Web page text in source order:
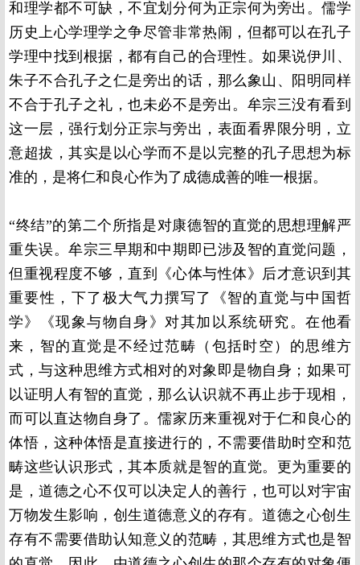
和理学都不可缺，不宜划分何为正宗何为旁出。儒学
历史上心学理学之争尽管非常热闹，但都可以在孔子
学理中找到根据，都有自己的合理性。如果说伊川、
朱子不合孔子之仁是旁出的话，那么象山、阳明同样
不合于孔子之礼，也未必不是旁出。牟宗三没有看到
这一层，强行划分正宗与旁出，表面看界限分明，立
意超拔，其实是以心学而不是以完整的孔子思想为标
准的，是将仁和良心作为了成德成善的唯一根据。
“终结”的第二个所指是对康德智的直觉的思想理解严
重失误。牟宗三早期和中期即已涉及智的直觉问题，
但重视程度不够，直到《心体与性体》后才意识到其
重要性，下了极大气力撰写了《智的直觉与中国哲
学》《现象与物自身》对其加以系统研究。在他看
来，智的直觉是不经过范畴（包括时空）的思维方
式，与这种思维方式相对的对象即是物自身；如果可
以证明人有智的直觉，那么认识就不再止步于现相，
而可以直达物自身了。儒家历来重视对于仁和良心的
体悟，这种体悟是直接进行的，不需要借助时空和范
畴这些认识形式，其本质就是智的直觉。更为重要的
是，道德之心不仅可以决定人的善行，也可以对宇宙
万物发生影响，创生道德意义的存有。道德之心创生
存有不需要借助认知意义的范畴，其思维方式也是智